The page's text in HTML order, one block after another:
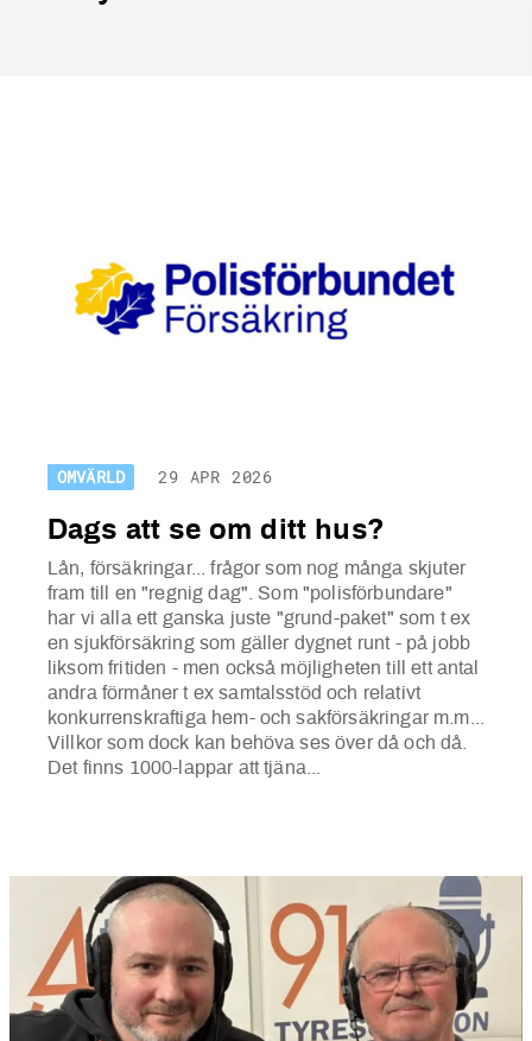
OMVÄRLD 29 APR 2026
Dags att se om ditt hus?
Lån, försäkringar... frågor som nog många skjuter
fram till en "regnig dag". Som "polisförbundare"
har vi alla ett ganska juste "grund-paket" som t ex
en sjukförsäkring som gäller dygnet runt - på jobb
liksom fritiden - men också möjligheten till ett antal
andra förmåner t ex samtalsstöd och relativt
konkurrenskraftiga hem- och sakförsäkringar m.m...
Villkor som dock kan behöva ses över då och då.
Det finns 1000-lappar att tjäna...